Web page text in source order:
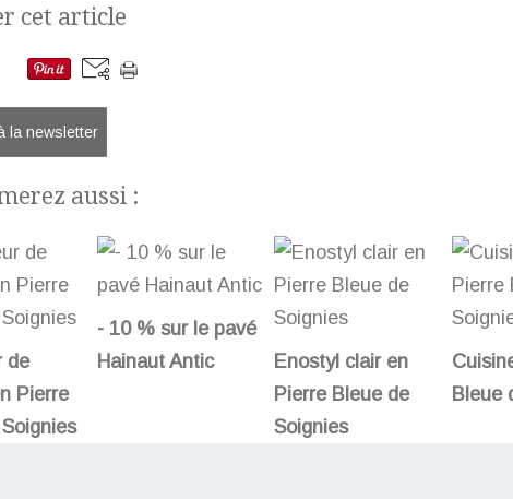
cet article
la newsletter
aussi :
de
Pierre
- 10 % sur le pavé
Hainaut Antic
Enostyl clair en
Pierre Bleue de
Soignies
Bleue